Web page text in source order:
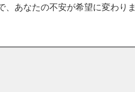
、あなたの不安が希望に変わりま